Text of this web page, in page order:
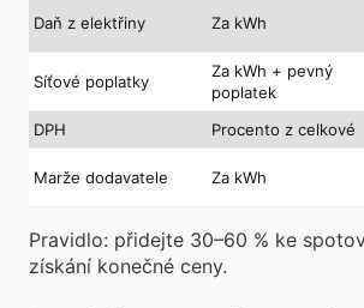
Daň z elektřiny Za kWh
Síťové poplatky
Za kWh + pevný
poplatek
DPH
Procento z celkové
Marže dodavatele Za kWh
Pravidlo: přidejte 30–60 % ke
získání konečné ceny.